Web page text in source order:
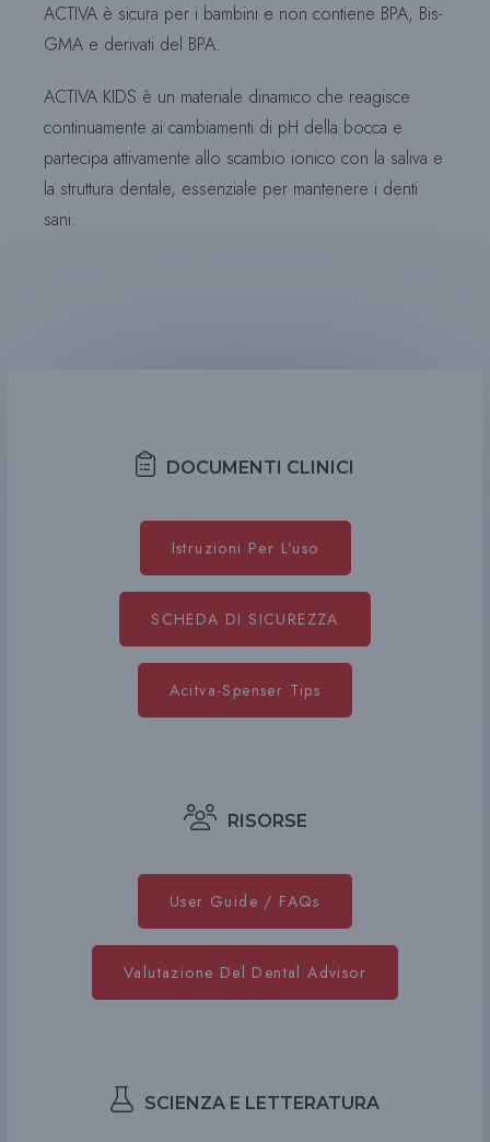
ACTIVA è sicura per i bambini e non contiene BPA, Bis-
GMA e derivati del BPA.
ACTIVA KIDS è un materiale dinamico che reagisce
continuamente ai cambiamenti di pH della bocca e
partecipa attivamente allo scambio ionico con la saliva e
la struttura dentale, essenziale per mantenere i denti
sani.
DOCUMENTI CLINICI
Istruzioni Per L'uso
SCHEDA DI SICUREZZA
Acitva-Spenser Tips
RISORSE
User Guide / FAQs
Valutazione Del Dental Advisor
SCIENZA E LETTERATURA